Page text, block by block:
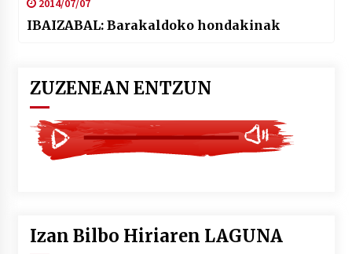
2014/07/07
IBAIZABAL: Barakaldoko hondakinak
ZUZENEAN ENTZUN
Izan Bilbo Hiriaren LAGUNA